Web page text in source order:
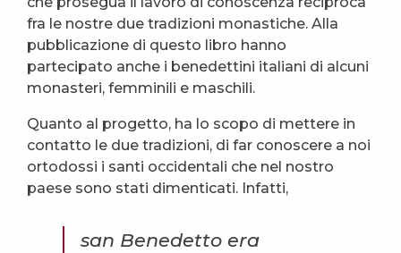
fra le nostre due tradizioni monastiche. Alla
pubblicazione di questo libro hanno
partecipato anche i benedettini italiani di alcuni
monasteri, femminili e maschili.
Quanto al progetto, ha lo scopo di mettere in
contatto le due tradizioni, di far conoscere a noi
ortodossi i santi occidentali che nel nostro
paese sono stati dimenticati. Infatti,
san Benedetto era